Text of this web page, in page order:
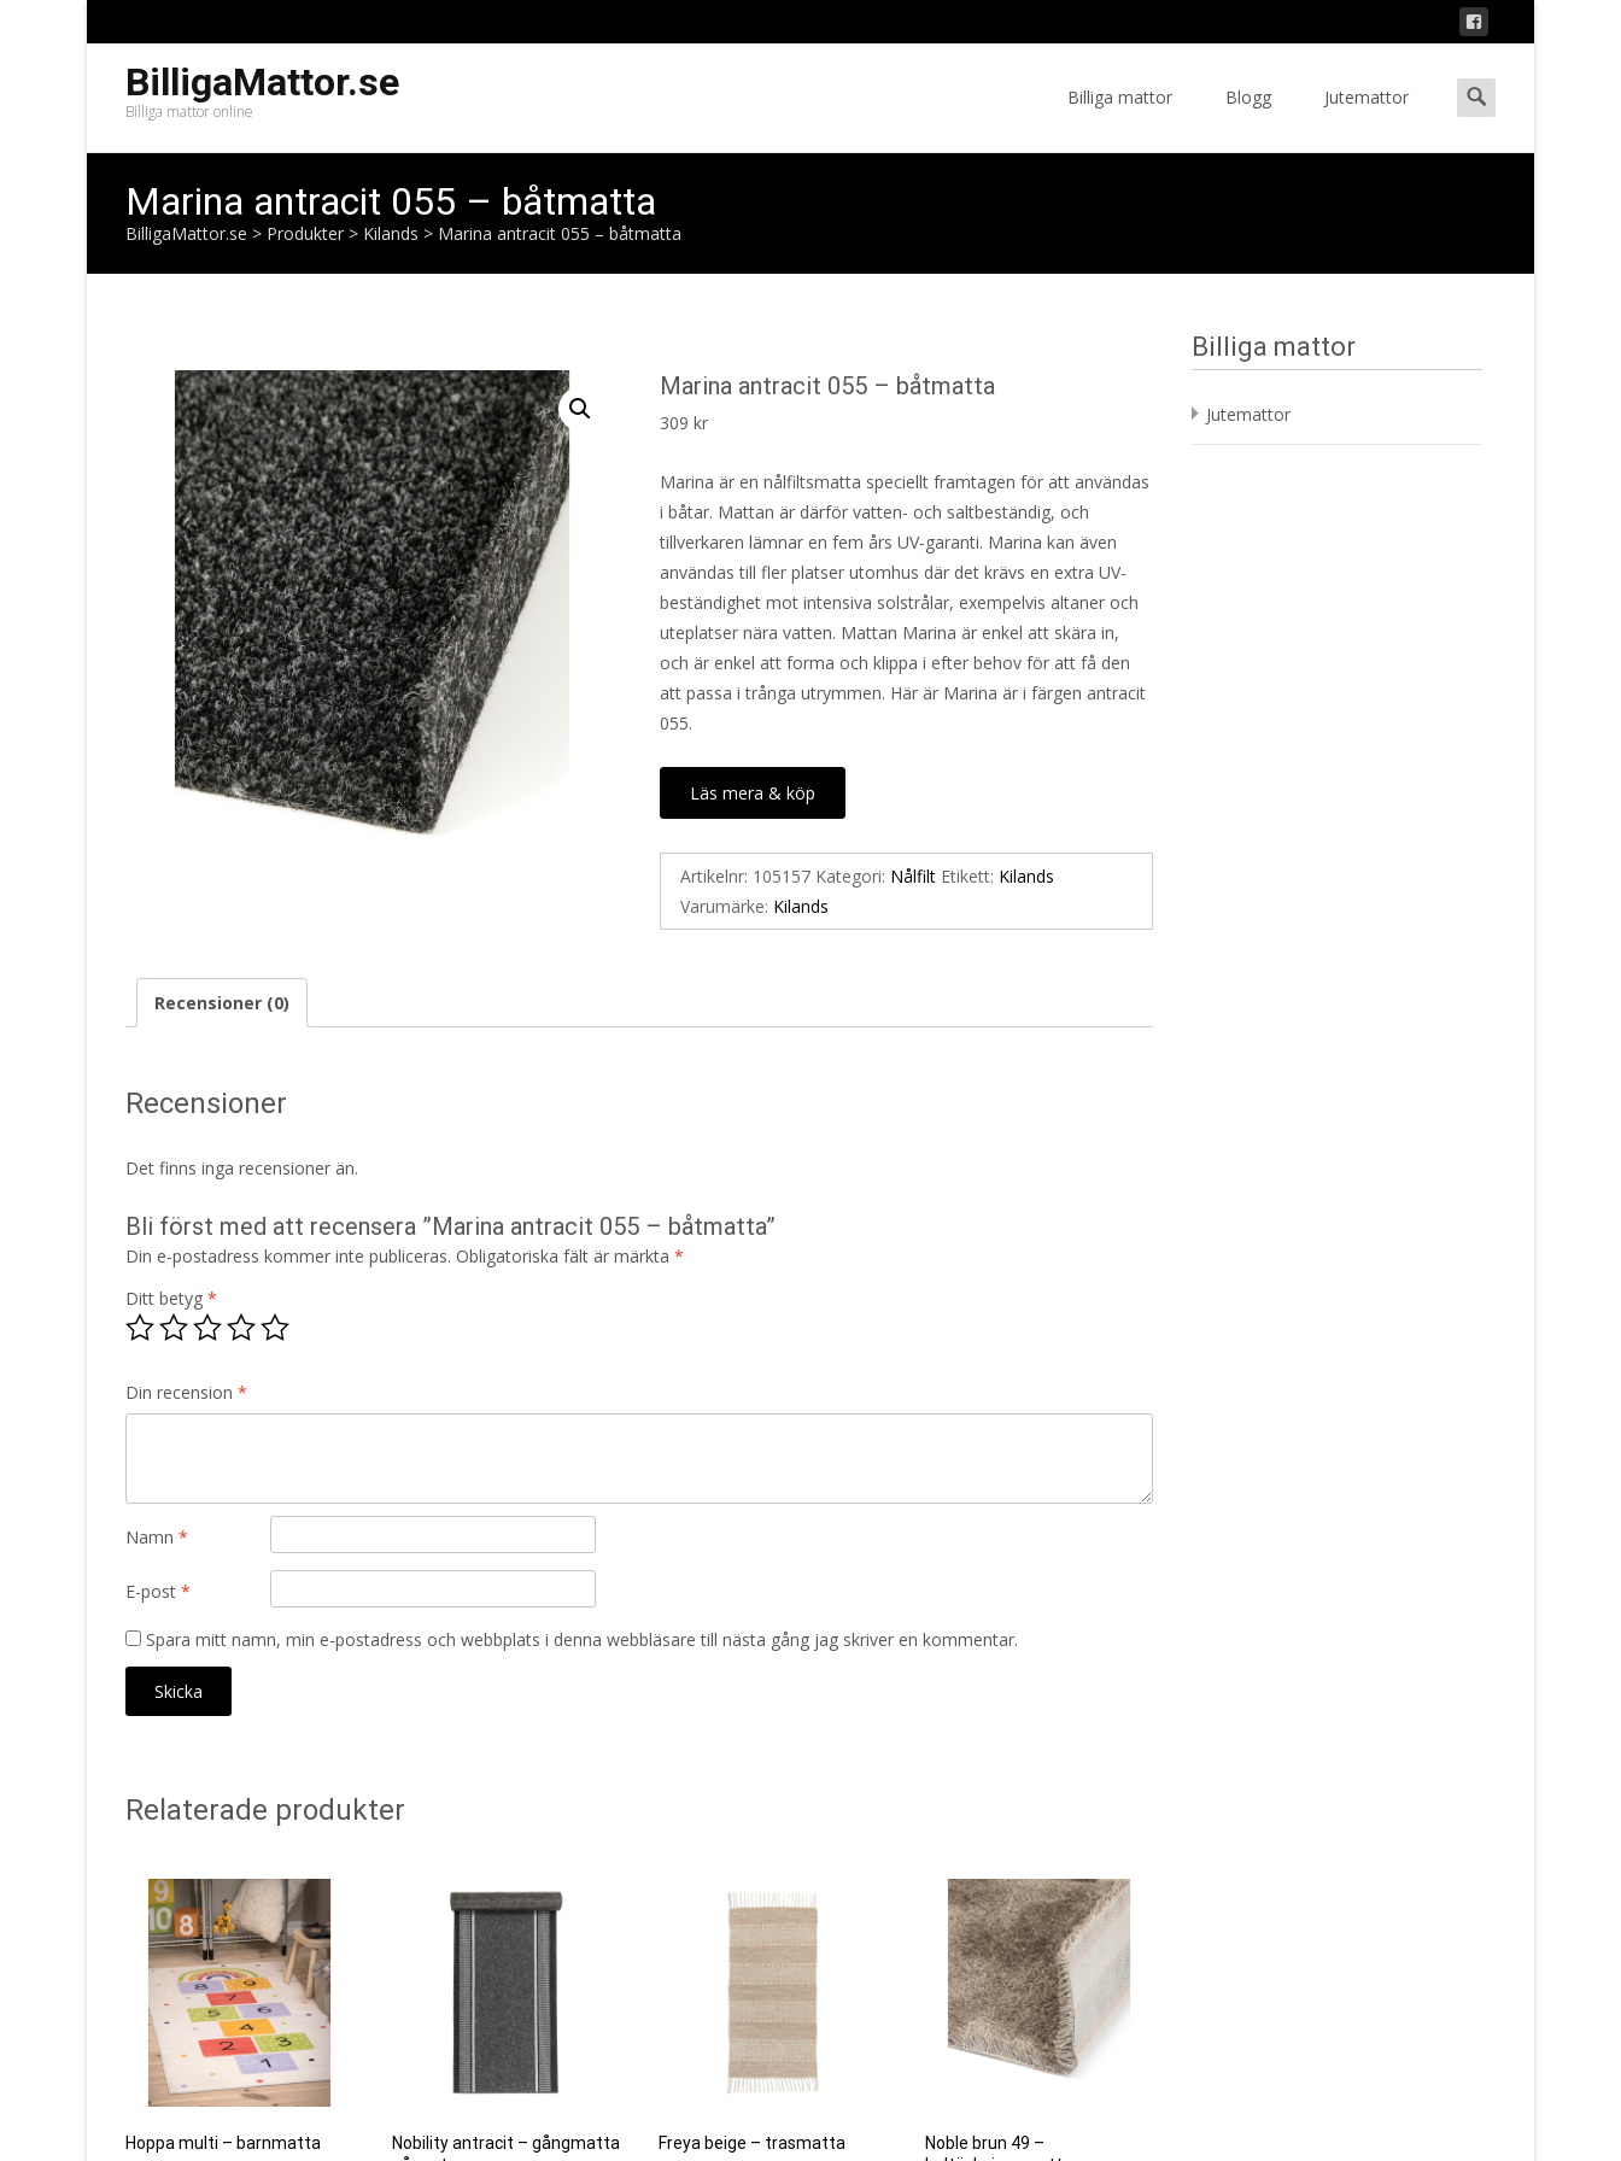
BilligaMattor.se
Billiga mattor online
Billiga mattor Blogg Jutemattor
Search
for:
Marina antracit 055 – båtmatta
BilligaMattor.se > Produkter > Kilands > Marina antracit 055 – båtmatta
Marina antracit 055 – båtmatta
309kr
Marina är en nålfiltsmatta speciellt framtagen för att användas
i båtar. Mattan är därför vatten- och saltbeständig, och
tillverkaren lämnar en fem års UV-garanti. Marina kan även
användas till fler platser utomhus där det krävs en extra UV-
beständighet mot intensiva solstrålar, exempelvis altaner och
uteplatser nära vatten. Mattan Marina är enkel att skära in,
och är enkel att forma och klippa i efter behov för att få den
att passa i trånga utrymmen. Här är Marina är i färgen antracit
055.
Läs mera & köp
Artikelnr: 105157 Kategori: Nålfilt Etikett: Kilands
Varumärke: Kilands
Recensioner (0)
Recensioner
Det finns inga recensioner än.
Bli först med att recensera ”Marina antracit 055 – båtmatta”
Din e-postadress kommer inte publiceras. Obligatoriska fält är märkta *
Ditt betyg *
Din recension *
Namn *
E-post *
Spara mitt namn, min e-postadress och webbplats i denna webbläsare till nästa gång jag skriver en kommentar.
Relaterade produkter
Hoppa multi – barnmatta
Nobility antracit – gångmatta
Freya beige – trasmatta
Noble brun 49 –
Billiga mattor
Jutemattor